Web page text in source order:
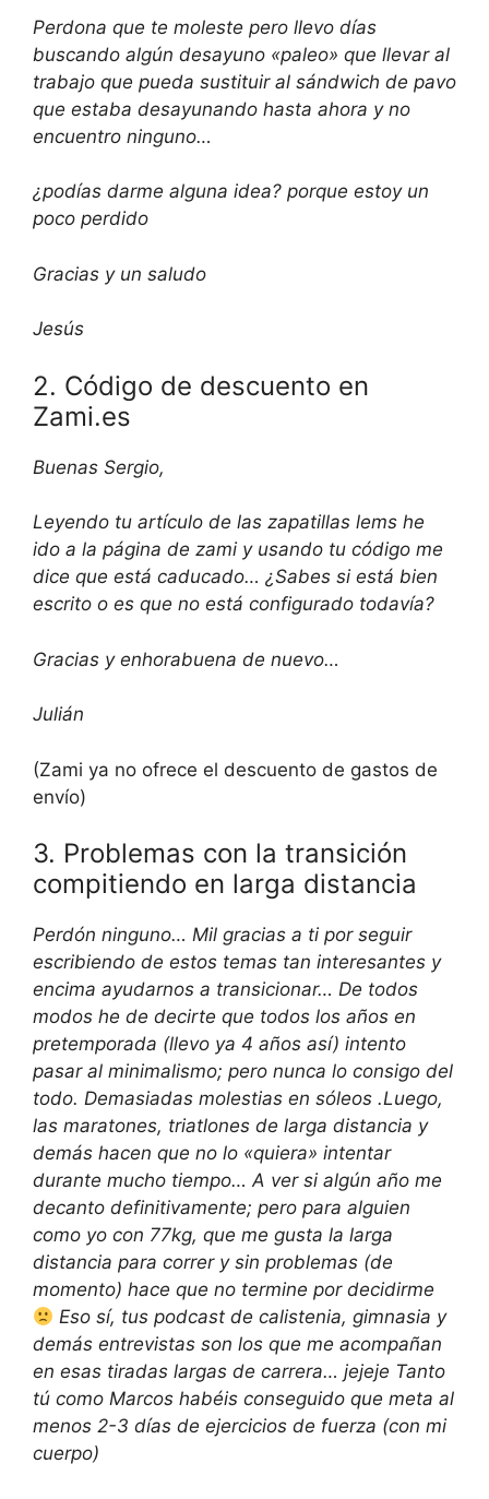
Perdona que te moleste pero llevo días
buscando algún desayuno «paleo» que llevar al
trabajo que pueda sustituir al sándwich de pavo
que estaba desayunando hasta ahora y no
encuentro ninguno…
¿podías darme alguna idea? porque estoy un
poco perdido
Gracias y un saludo
Jesús
2. Código de descuento en
Zami.es
Buenas Sergio,
Leyendo tu artículo de las zapatillas lems he
ido a la página de zami y usando tu código me
dice que está caducado… ¿Sabes si está bien
escrito o es que no está configurado todavía?
Gracias y enhorabuena de nuevo…
Julián
(Zami ya no ofrece el descuento de gastos de
envío)
3. Problemas con la transición
compitiendo en larga distancia
Perdón ninguno… Mil gracias a ti por seguir
escribiendo de estos temas tan interesantes y
encima ayudarnos a transicionar… De todos
modos he de decirte que todos los años en
pretemporada (llevo ya 4 años así) intento
pasar al minimalismo; pero nunca lo consigo del
todo. Demasiadas molestias en sóleos .Luego,
las maratones, triatlones de larga distancia y
demás hacen que no lo «quiera» intentar
durante mucho tiempo… A ver si algún año me
decanto definitivamente; pero para alguien
como yo con 77kg, que me gusta la larga
distancia para correr y sin problemas (de
momento) hace que no termine por decidirme
Eso sí, tus podcast de calistenia, gimnasia y
demás entrevistas son los que me acompañan
en esas tiradas largas de carrera… jejeje Tanto
tú como Marcos habéis conseguido que meta al
menos 2-3 días de ejercicios de fuerza (con mi
cuerpo)